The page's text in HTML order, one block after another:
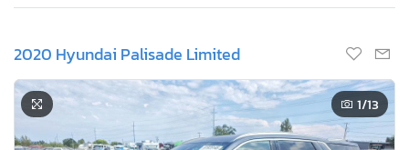
2020 Hyundai Palisade Limited
1/13